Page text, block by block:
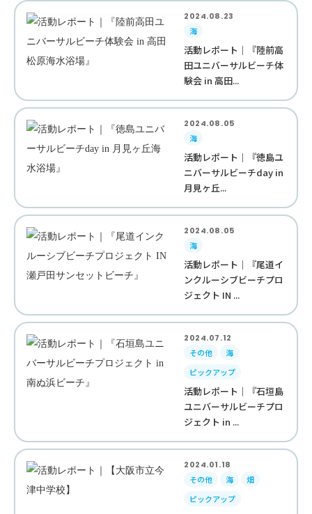
2024.08.23
海
活動レポート｜『陸前高
田ユニバーサルビーチ体
験会 in 高田...
2024.08.05
海
活動レポート｜『徳島ユ
ニバーサルビーチday in
月見ヶ丘...
2024.08.05
海
活動レポート｜『尾道イ
ンクルーシブビーチプロ
ジェクト IN ...
2024.07.12
その他
海
ピックアップ
活動レポート｜『石垣島
ユニバーサルビーチプロ
ジェクト in ...
2024.01.18
その他
海
畑
ピックアップ